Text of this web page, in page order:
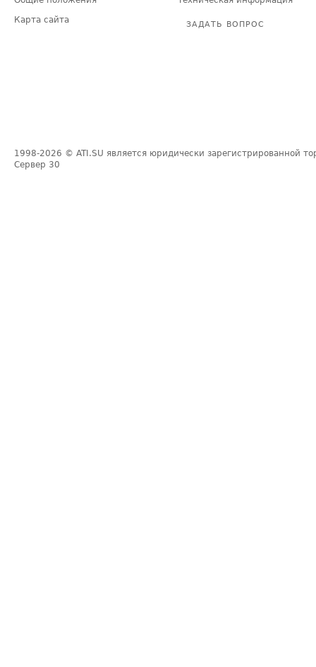
Карта сайта
ЗАДАТЬ ВОПРОС
1998-2026 © ATI.SU является юридически зарегистрированной
Сервер 30